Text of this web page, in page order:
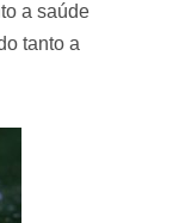
a saúde
tanto a